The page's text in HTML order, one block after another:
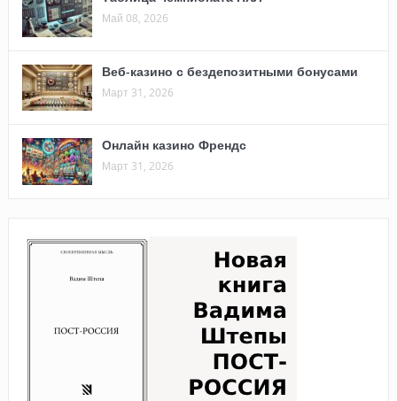
Май 08, 2026
Веб-казино с бездепозитными бонусами
Март 31, 2026
Онлайн казино Френдс
Март 31, 2026